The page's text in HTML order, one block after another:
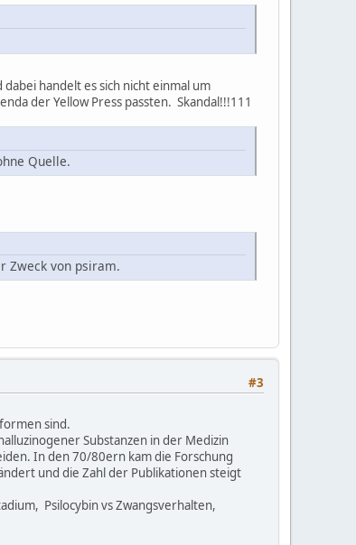
handelt es sich nicht einmal um
der Yellow Press passten. Skandal!!!111
Quelle.
Zweck von psiram.
#3
sind.
Substanzen in der Medizin
In den 70/80ern kam die Forschung
und die Zahl der Publikationen steigt
Psilocybin vs Zwangsverhalten,